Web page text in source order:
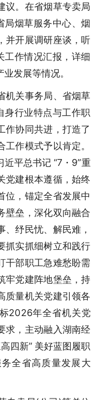
议。在省烟草专卖局
局烟草服务中心、烟
并开展调研座谈，听
工作情况汇报，详细
发展等情况。
机关事务局、省烟草
身行业特点与工作职
作协同共进，打造了
作模式予以肯定。
平总书记 “7・9”重
党建根本遵循，始终
位，锚定全省发展中
壁垒，深化双向融合
纾民忧、解民难，
抓实抓细树立和践行
干部职工急难愁盼需
牢党建阵地堡垒，持
质量机关党建引领各
2026年全省机关党
求，主动融入湖南经
四新” 美好蓝图履职
全省高质量发展大